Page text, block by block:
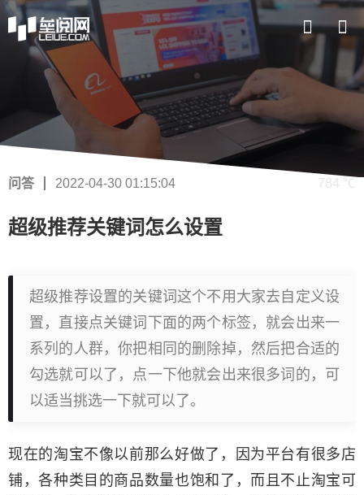
问答 2022-04-30 01:15:04 784 ℃
超级推荐关键词怎么设置
超级推荐设置的关键词这个不用大家去自定义设
置，直接点关键词下面的两个标签，就会出来一
系列的人群，你把相同的删除掉，然后把合适的
勾选就可以了，点一下他就会出来很多词的，可
以适当挑选一下就可以了。
现在的淘宝不像以前那么好做了，因为平台有很多店
铺，各种类目的商品数量也饱和了，而且不止淘宝可